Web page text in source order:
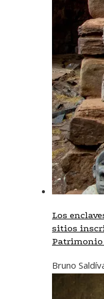
Los
sitios
Bruno